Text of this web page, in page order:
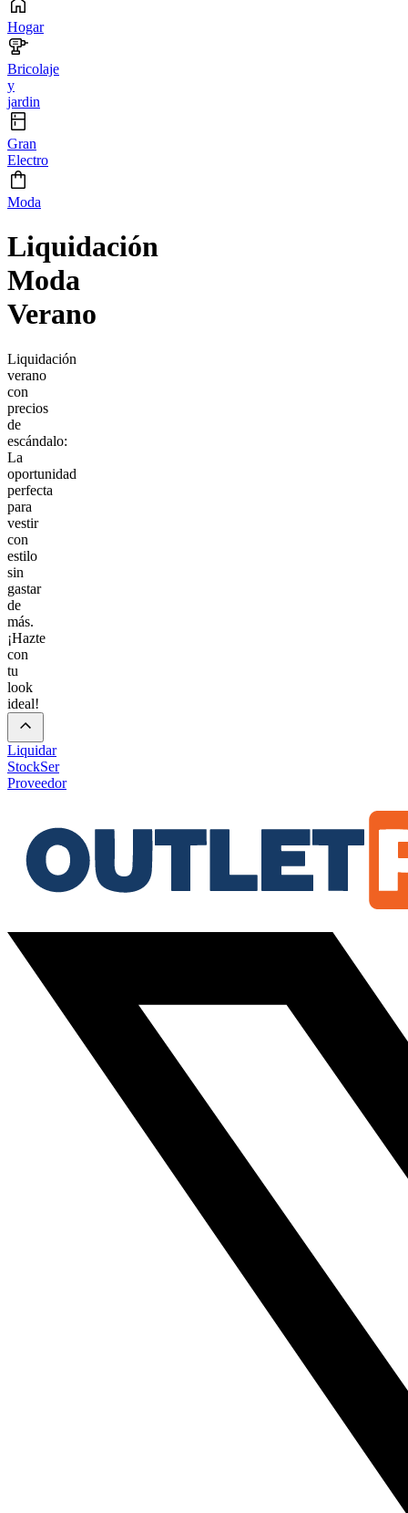
Hogar
Bricolaje
y
jardin
Gran
Electro
Moda
Liquidación
Moda
Verano
Liquidación
verano
con
precios
de
escándalo:
La
oportunidad
perfecta
para
vestir
con
estilo
sin
gastar
de
más.
¡Hazte
con
tu
look
ideal!
Liquidar
StockSer
Proveedor